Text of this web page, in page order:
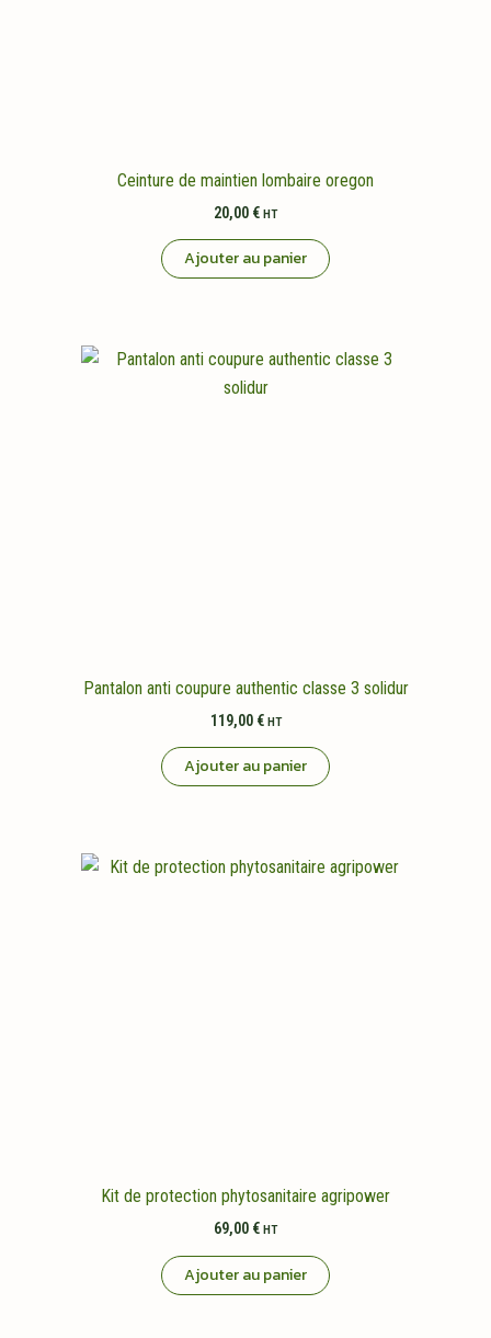
Ceinture de maintien lombaire oregon
20,00 € HT
Ajouter au panier
Pantalon anti coupure authentic classe 3 solidur
119,00 € HT
Ajouter au panier
Kit de protection phytosanitaire agripower
69,00 € HT
Ajouter au panier